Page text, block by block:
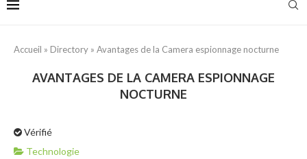
Accueil » Directory » Avantages de la Camera espionnage nocturne
AVANTAGES DE LA CAMERA ESPIONNAGE
NOCTURNE
Vérifié
Technologie